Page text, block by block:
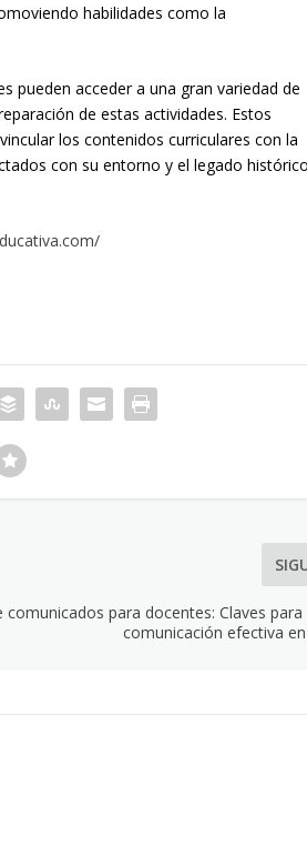
habilidades como la
pueden acceder a una gran variedad de
de estas actividades. Estos
los contenidos curriculares con la
con su entorno y el legado histórico
comunicados para docentes: Claves
comunicación efectiva